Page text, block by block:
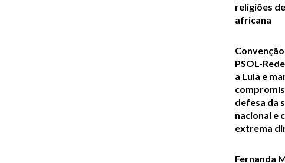
religiões
africana
PSOL-
a Lula e
defesa da
nacional e
extrema
Fernanda